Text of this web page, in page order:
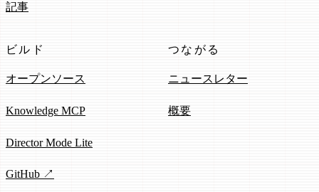
記事
ビルド
オープンソース
Knowledge MCP
Director Mode Lite
GitHub ↗
つながる
ニュースレター
概要